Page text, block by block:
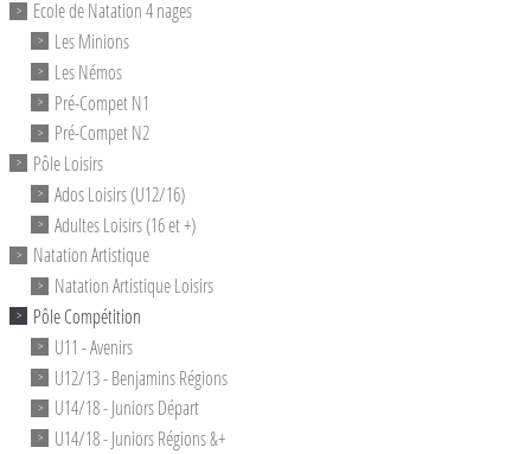
Ecole de Natation 4 nages
Les Minions
Les Némos
Pré-Compet N1
Pré-Compet N2
Pôle Loisirs
Ados Loisirs (U12/16)
Adultes Loisirs (16 et +)
Natation Artistique
Natation Artistique Loisirs
Pôle Compétition
U11 - Avenirs
U12/13 - Benjamins Régions
U14/18 - Juniors Départ
U14/18 - Juniors Régions &+